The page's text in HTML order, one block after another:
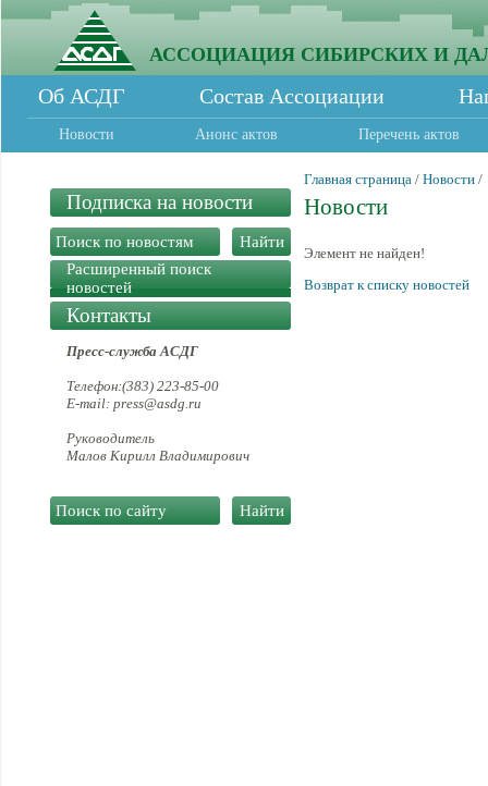
АССОЦИАЦИЯ СИБИРСКИХ И
Об АСДГ Состав Ассоциации
Новости Анонс актов Перечень актов
Подписка на новости
Расширенный поиск
новостей
Контакты
Пресс-служба АСДГ
Телефон:(383) 223-85-00
E-mail: press@asdg.ru
Руководитель
Малов Кирилл Владимирович
Главная страница / Новости /
Новости
Элемент не найден!
Возврат к списку новостей